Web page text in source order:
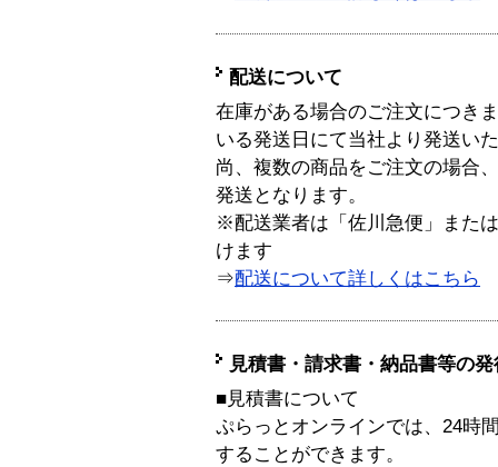
配送について
在庫がある場合のご注文につき
いる発送日にて当社より発送い
尚、複数の商品をご注文の場合
発送となります。
※配送業者は「佐川急便」また
けます
⇒配送について詳しくはこちら
見積書・請求書・納品書等の
■見積書について
ぷらっとオンラインでは、24時
することができます。